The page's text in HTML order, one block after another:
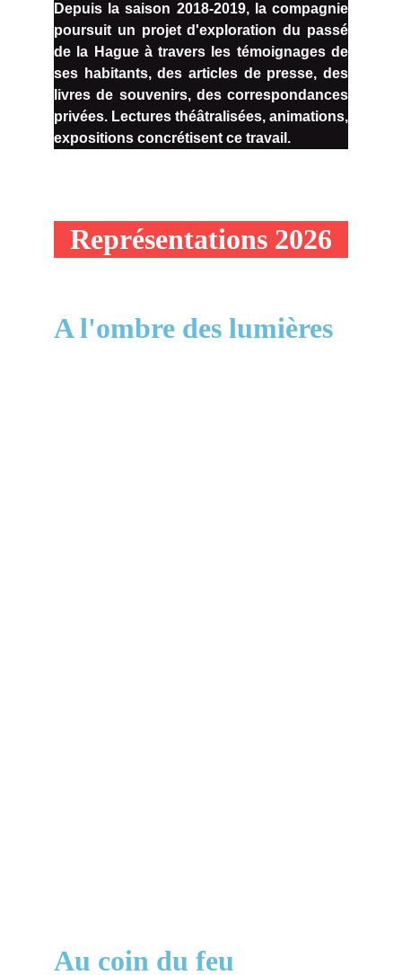
Depuis la saison 2018-2019, la compagnie
poursuit un projet d'exploration du passé
de la Hague à travers les témoignages de
ses habitants, des articles de presse, des
livres de souvenirs, des correspondances
privées. Lectures théâtralisées, animations,
expositions concrétisent ce travail.
Représentations 2026
Au coin du feu
A l'ombre des lumières